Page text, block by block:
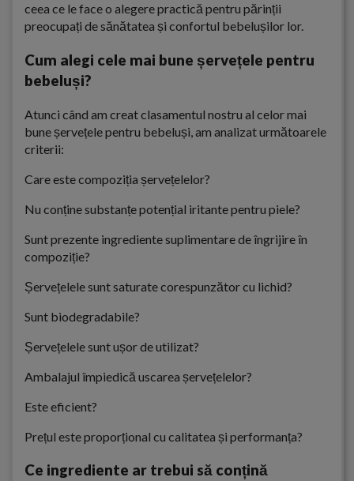
ceea ce le face o alegere practică pentru părinții
preocupați de sănătatea și confortul bebelușilor lor.
Cum alegi cele mai bune șervețele pentru
bebeluși?
Atunci când am creat clasamentul nostru al celor mai
bune șervețele pentru bebeluși, am analizat următoarele
criterii:
Care este compoziția șervețelelor?
Nu conține substanțe potențial iritante pentru piele?
Sunt prezente ingrediente suplimentare de îngrijire în
compoziție?
Șervețelele sunt saturate corespunzător cu lichid?
Sunt biodegradabile?
Șervețelele sunt ușor de utilizat?
Ambalajul împiedică uscarea șervețelelor?
Este eficient?
Prețul este proporțional cu calitatea și performanța?
Ce ingrediente ar trebui să conțină